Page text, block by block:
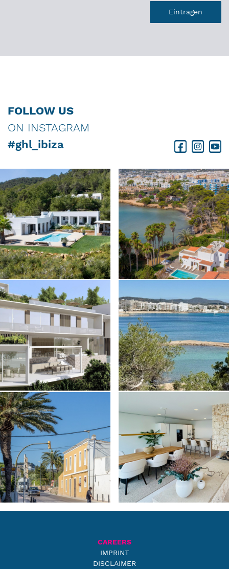
FOLLOW US
ON INSTAGRAM
#ghl_ibiza
CAREERS
IMPRINT
DISCLAIMER